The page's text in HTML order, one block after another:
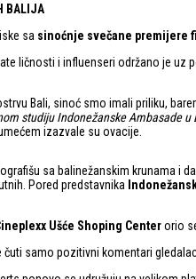
BALIJA
sa sinoćnje svečane premijere
ličnosti i influenseri održano je uz
Bali, sinoć smo imali priliku,
studiju Indonežanske Ambasade u
izazvale su ovacije.
sa balinežanskim krunama i
Pored predstavnika
Ušće Shoping Centerorio
samo pozitivni komentari